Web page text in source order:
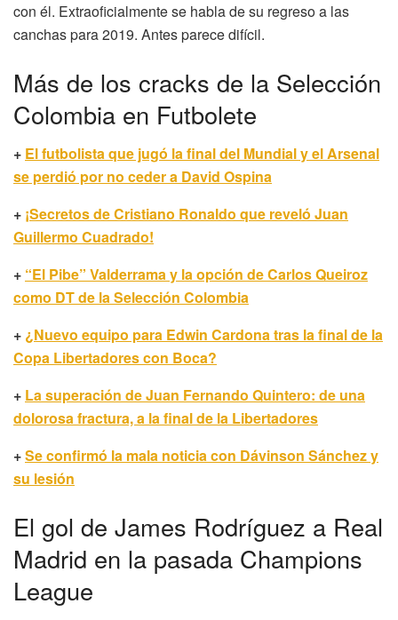
con él. Extraoficialmente se habla de su regreso a las
canchas para 2019. Antes parece difícil.
Más de los cracks de la Selección
Colombia en Futbolete
+ El futbolista que jugó la final del Mundial y el Arsenal
se perdió por no ceder a David Ospina
+ ¡Secretos de Cristiano Ronaldo que reveló Juan
Guillermo Cuadrado!
+ “El Pibe” Valderrama y la opción de Carlos Queiroz
como DT de la Selección Colombia
+ ¿Nuevo equipo para Edwin Cardona tras la final de la
Copa Libertadores con Boca?
+ La superación de Juan Fernando Quintero: de una
dolorosa fractura, a la final de la Libertadores
+Se confirmó la mala noticia con Dávinson Sánchez y
su lesión
El gol de James Rodríguez a Real
Madrid en la pasada Champions
League